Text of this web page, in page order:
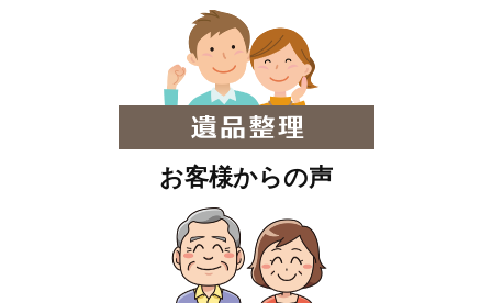
お客様からの声